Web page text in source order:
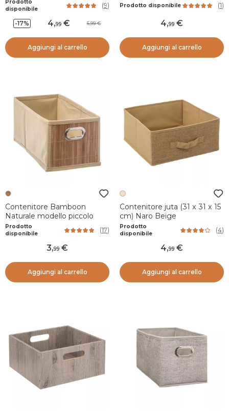
Prodotto
disponibile
(9)
-17% 4,99 5,99
Aggiungi al carrello
Prodotto disponibile (1)
4,99
Aggiungi al carrello
Contenitore Bamboon
Naturale modello piccolo
Prodotto
disponibile
(17)
3,99
Aggiungi al carrello
Contenitore juta (31 x 31 x 15
cm) Naro Beige
Prodotto
disponibile
(4)
4,99
Aggiungi al carrello